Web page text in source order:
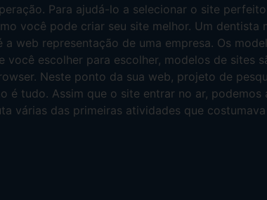
Para ajudá-lo a selecionar o site
você pode criar seu site melhor. Um dentista
web representação de uma empresa. Os
escolher para escolher, modelos de sites
Neste ponto da sua web, projeto de
tudo. Assim que o site entrar no ar, podemos
várias das primeiras atividades que